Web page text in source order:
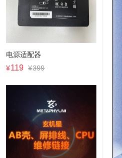
电源适配器
¥119 ¥399